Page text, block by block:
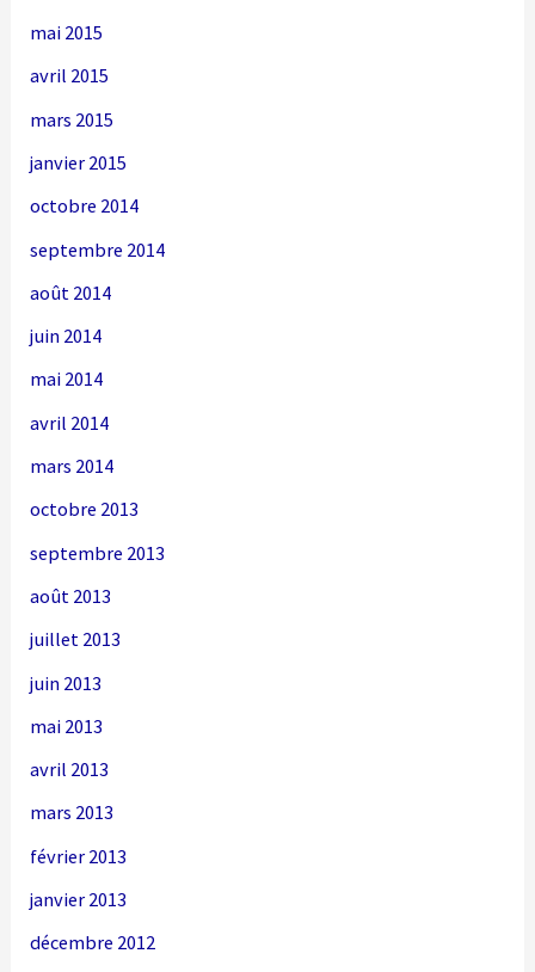
mai 2015
avril 2015
mars 2015
janvier 2015
octobre 2014
septembre 2014
août 2014
juin 2014
mai 2014
avril 2014
mars 2014
octobre 2013
septembre 2013
août 2013
juillet 2013
juin 2013
mai 2013
avril 2013
mars 2013
février 2013
janvier 2013
décembre 2012